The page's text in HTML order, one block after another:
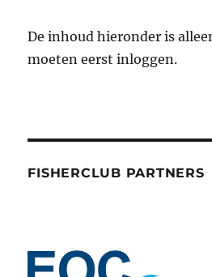
De inhoud hieronder is
moeten eerst inloggen.
FISHERCLUB PARTNERS